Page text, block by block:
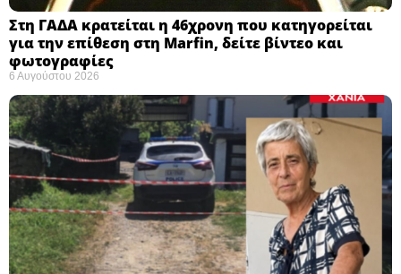
Στη ΓΑΔΑ κρατείται η 46χρονη που κατηγορείται
για την επίθεση στη Marfin, δείτε βίντεο και
φωτογραφίες
6 Αυγούστου 2026